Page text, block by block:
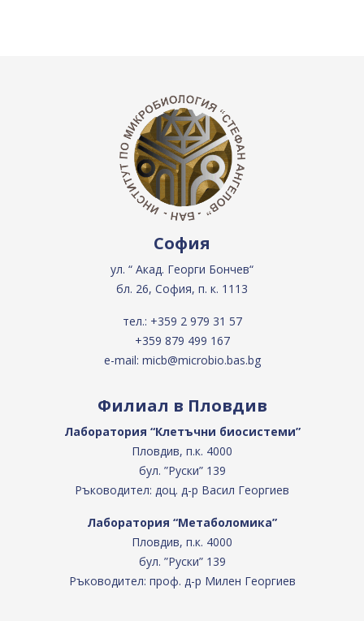
София
ул. “ Акад. Георги Бончев“
бл. 26, София, п. к. 1113
тел.: +359 2 979 31 57
+359 879 499 167
e-mail: micb@microbio.bas.bg
Филиал в Пловдив
Лаборатория “Клетъчни биосистеми”
Пловдив, п.к. 4000
бул. ”Руски” 139
Ръководител: доц. д-р Васил Георгиев
Лаборатория “Метаболомика”
Пловдив, п.к. 4000
бул. ”Руски” 139
Ръководител: проф. д-р Милен Георгиев